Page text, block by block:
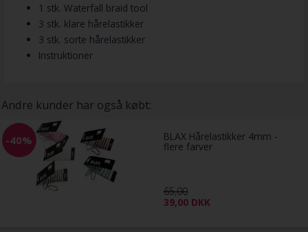
1 stk. Waterfall braid tool
3 stk. klare hårelastikker
3 stk. sorte hårelastikker
Instruktioner
Andre kunder har også købt:
-40% BLAX Hårelastikker 4mm -
flere farver
65,00
39,00 DKK